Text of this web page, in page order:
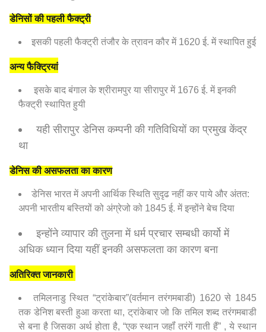
डेनिसों की पहली फैक्ट्री
इसकी पहली फैक्ट्री तंजौर के त्रावन कौर में 1620 ई. में स्थापित हुई
अन्य फैक्ट्रियां
इसके बाद बंगाल के श्रीरामपुर या सीरापुर में 1676 ई. में इनकी
फैक्ट्री स्थापित हुयी
यही सीरापुर डेनिस कम्पनी की गतिविधियों का प्रमुख केंद्र
था
डेनिस की असफलता का कारण
डेनिस भारत में अपनी आर्थिक स्थिति सुदृढ नहीं कर पाये और अंतत:
अपनी भारतीय बस्तियों को अंग्रेजो को 1845 ई. में इन्होंने बेच दिया
इन्होंने व्यापार की तुलना में धर्म प्रचार सम्बधी कार्यो में
अधिक ध्यान दिया यहीं इनकी असफलता का कारण बना
अतिरिक्त जानकारी
तमिलनाडु स्थित “ट्रांकेबार”(वर्तमान तरंगमबाडी) 1620 से 1845
तक डेनिश बस्ती हुआ करता था, ट्रांकेबार जो कि तमिल शब्द तरंगमबाडी
से बना है जिसका अर्थ होता है, “एक स्थान जहॉं तरंगें गाती हैं” , ये स्थान